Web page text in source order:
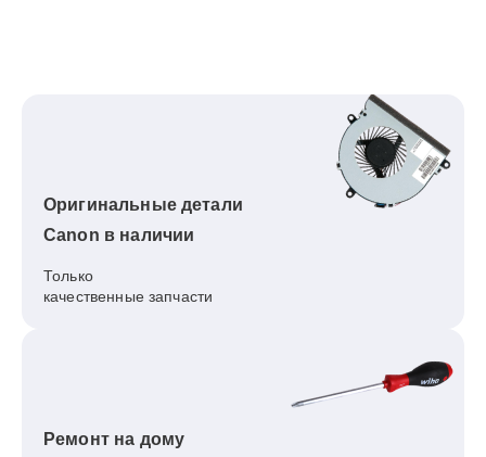
Оригинальные детали
Canon в наличии
Только
качественные запчасти
Ремонт на дому